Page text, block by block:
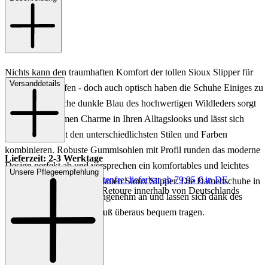
Nichts kann den traumhaften Komfort der tollen Sioux Slipper für
Damen übertreffen - doch auch optisch haben die Schuhe Einiges zu
bieten! Das frische dunkle Blau des hochwertigen Wildleders sorgt
für einen maritimen Charme in Ihren Alltagslooks und lässt sich
doch bestens mit den unterschiedlichsten Stilen und Farben
kombinieren. Robuste Gummisohlen mit Profil runden das moderne
Design perfekt ab und versprechen ein komfortables und leichtes
Gefühl beim Tragen der blauen Sioux Slipper. Die Damenschuhe in
der Extraweite H liegen angenehm an und lassen sich dank des
feinen Materials auch barfuß überaus bequem tragen.
Art.Nr.: 100102986926
Versanddetails
Lieferzeit: 2-3 Werktage
Keine Versandkosten:
kostenfrei lieferbar ab 79,95 € in DE
Einfache und Kostenlose Retoure innerhalb von Deutschlands
Unsere Pflegeempfehlung